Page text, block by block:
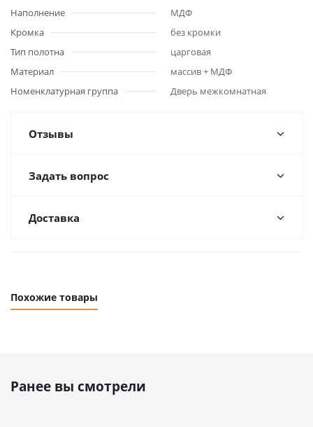
Наполнение
МДФ
Кромка
без кромки
Тип полотна
царговая
Материал
массив + МДФ
Номенклатурная группа
Дверь межкомнатная
Отзывы
Задать вопрос
Доставка
Похожие товары
Ранее вы смотрели